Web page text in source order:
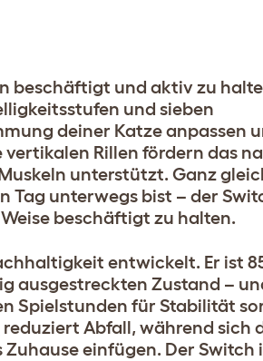
beschäftigt und aktiv zu
und sieben
deiner Katze anpassen
Rillen fördern das
unterstützt. Ganz
Tag unterwegs bist – der
beschäftigt zu halten.
entwickelt. Er ist
ausgestreckten Zustand –
Spielstunden für Stabilität
reduziert Abfall, während sich
einfügen. Der Switch